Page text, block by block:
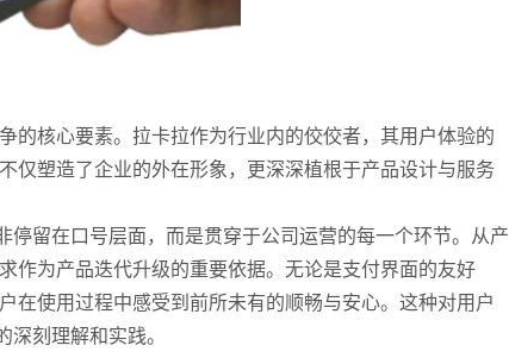
的核心要素。拉卡拉作为行业内的佼佼者，其用户体验的
仅塑造了企业的外在形象，更深深植根于产品设计与服务
停留在口号层面，而是贯穿于公司运营的每一个环节。从产
作为产品迭代升级的重要依据。无论是支付界面的友好
在使用过程中感受到前所未有的顺畅与安心。这种对用户
刻理解和实践。